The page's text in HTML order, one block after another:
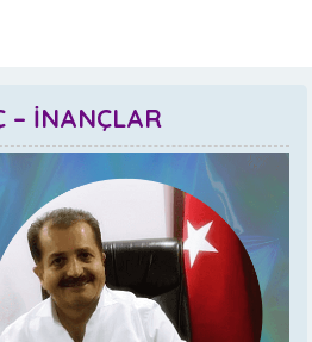
– İNANÇLAR